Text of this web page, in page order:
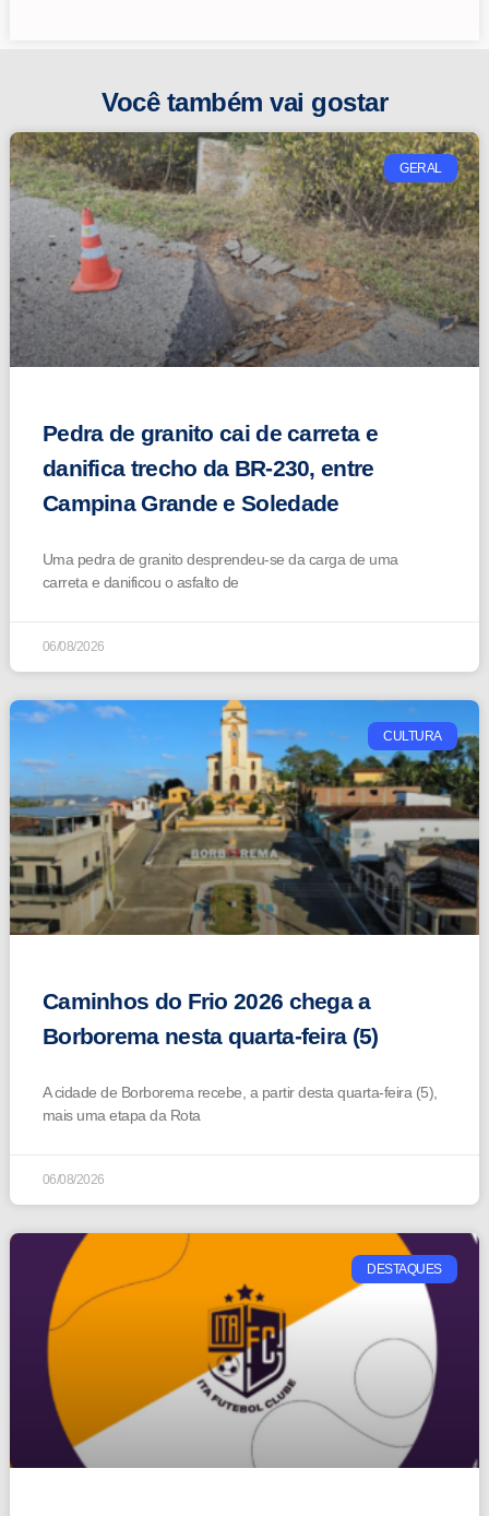
Você também vai gostar
GERAL
Pedra de granito cai de carreta e
danifica trecho da BR-230, entre
Campina Grande e Soledade
Uma pedra de granito desprendeu-se da carga de uma
carreta e danificou o asfalto de
06/08/2026
CULTURA
Caminhos do Frio 2026 chega a
Borborema nesta quarta-feira (5)
A cidade de Borborema recebe, a partir desta quarta-feira (5),
mais uma etapa da Rota
06/08/2026
DESTAQUES